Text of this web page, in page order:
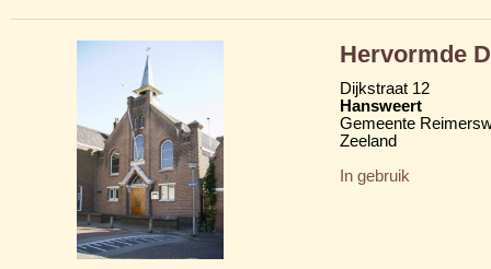
Hervormde
Dijkstraat 12
Hansweert
Gemeente
Zeeland
In gebruik